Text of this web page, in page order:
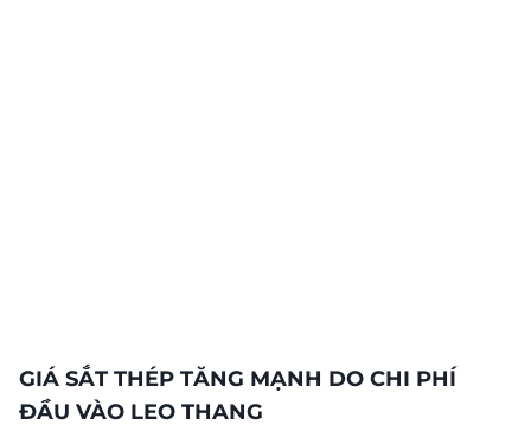
GIÁ SẮT THÉP TĂNG MẠNH DO CHI PHÍ
ĐẦU VÀO LEO THANG